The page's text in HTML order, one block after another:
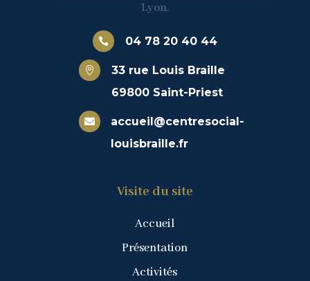
Lyon.
 04 78 20 40 44

33 rue Louis Braille
69800 Saint-Priest

accueil@centresocial-
louisbraille.fr
Visite du site
Accueil
Présentation
Activités